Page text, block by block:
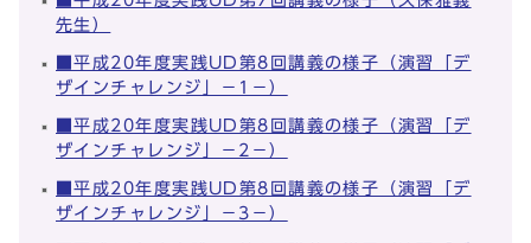
先生）
■平成20年度実践UD第8回講義の様子（演習「デ
ザインチャレンジ」－1－）
■平成20年度実践UD第8回講義の様子（演習「デ
ザインチャレンジ」－2－）
■平成20年度実践UD第8回講義の様子（演習「デ
ザインチャレンジ」－3－）